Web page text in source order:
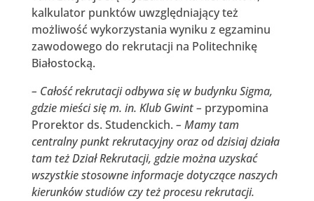
kalkulator punktów uwzględniający też
możliwość wykorzystania wyniku z egzaminu
zawodowego do rekrutacji na Politechnikę
Białostocką.
– Całość rekrutacji odbywa się w budynku Sigma,
gdzie mieści się m. in. Klub Gwint – przypomina
Prorektor ds. Studenckich. – Mamy tam
centralny punkt rekrutacyjny oraz od dzisiaj działa
tam też Dział Rekrutacji, gdzie można uzyskać
wszystkie stosowne informacje dotyczące naszych
kierunków studiów czy też procesu rekrutacji.